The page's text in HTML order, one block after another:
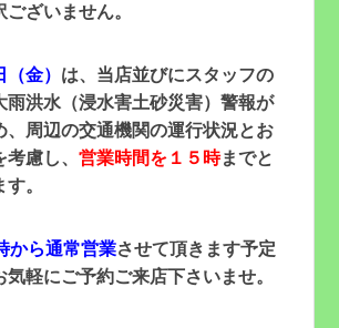
ざいません。
（金） は、当店並びにスタッフの
雨洪水（浸水害土砂災害）警報が
、周辺の交通機関の運行状況とお
考慮し、営業時間を１５時までと
。
から通常営業させて頂きます予定
気軽にご予約ご来店下さいませ。